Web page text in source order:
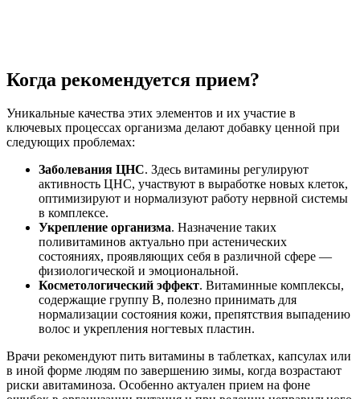
Когда рекомендуется прием?
Уникальные качества этих элементов и их участие в
ключевых процессах организма делают добавку ценной при
следующих проблемах:
Заболевания ЦНС. Здесь витамины регулируют
активность ЦНС, участвуют в выработке новых клеток,
оптимизируют и нормализуют работу нервной системы
в комплексе.
Укрепление организма. Назначение таких
поливитаминов актуально при астенических
состояниях, проявляющих себя в различной сфере —
физиологической и эмоциональной.
Косметологический эффект. Витаминные комплексы,
содержащие группу В, полезно принимать для
нормализации состояния кожи, препятствия выпадению
волос и укрепления ногтевых пластин.
Врачи рекомендуют пить витамины в таблетках, капсулах или
в иной форме людям по завершению зимы, когда возрастают
риски авитаминоза. Особенно актуален прием на фоне